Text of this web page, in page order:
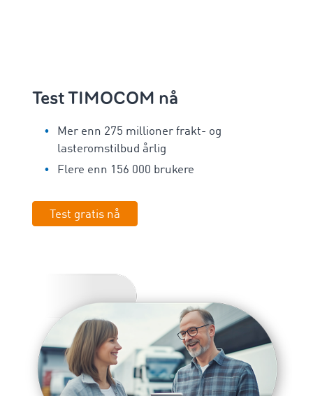
Test TIMOCOM nå
Mer enn 275 millioner frakt- og
lasteromstilbud årlig
Flere enn 156 000 brukere
Test gratis nå